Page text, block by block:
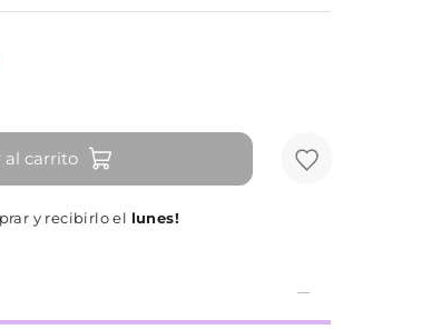
al carrito
y recibirlo el lunes!